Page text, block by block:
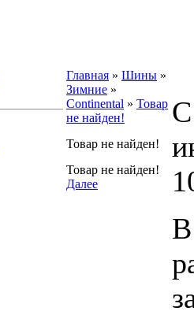
Главная » Шины »
Зимние »
Continental » Товар
не найден!
Товар не найден!
Товар не найден!
Далее
С
В